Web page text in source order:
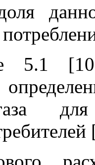
5.1